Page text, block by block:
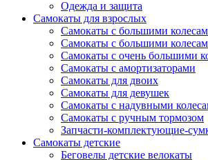
Одежда и защита
Самокаты для взрослых
Самокаты с большими
Самокаты с большими
Самокаты с очень большими
Самокаты с амортизаторами
Самокаты для двоих
Самокаты для девушек
Самокаты с надувными
Самокаты с ручным тормозом
Запчасти-комплектующие-
Самокаты детские
Беговелы детские велокаты